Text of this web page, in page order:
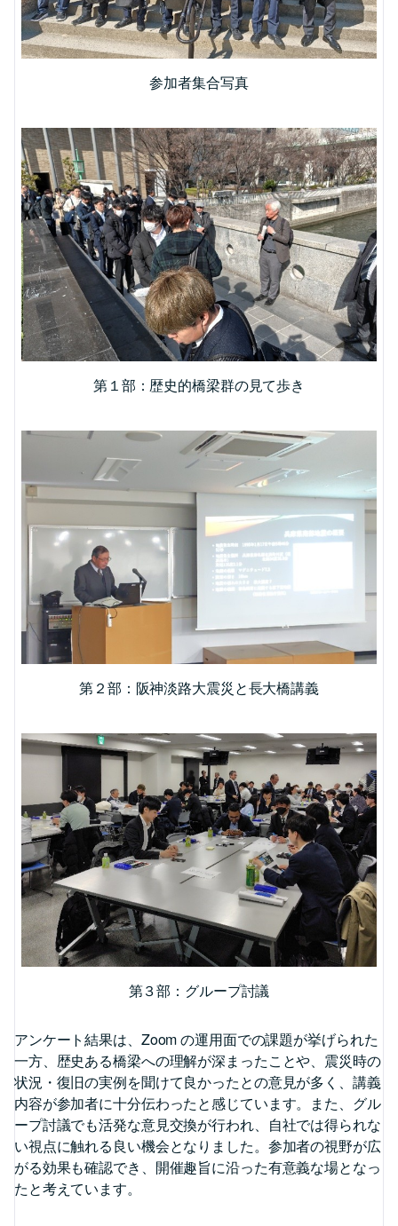
参加者集合写真
第１部：歴史的橋梁群の見て歩き
第２部：阪神淡路大震災と長大橋講義
第３部：グループ討議
アンケート結果は、Zoom の運用面での課題が挙げられた
一方、歴史ある橋梁への理解が深まったことや、震災時の
状況・復旧の実例を聞けて良かったとの意見が多く、講義
内容が参加者に十分伝わったと感じています。また、グル
ープ討議でも活発な意見交換が行われ、自社では得られな
い視点に触れる良い機会となりました。参加者の視野が広
がる効果も確認でき、開催趣旨に沿った有意義な場となっ
たと考えています。